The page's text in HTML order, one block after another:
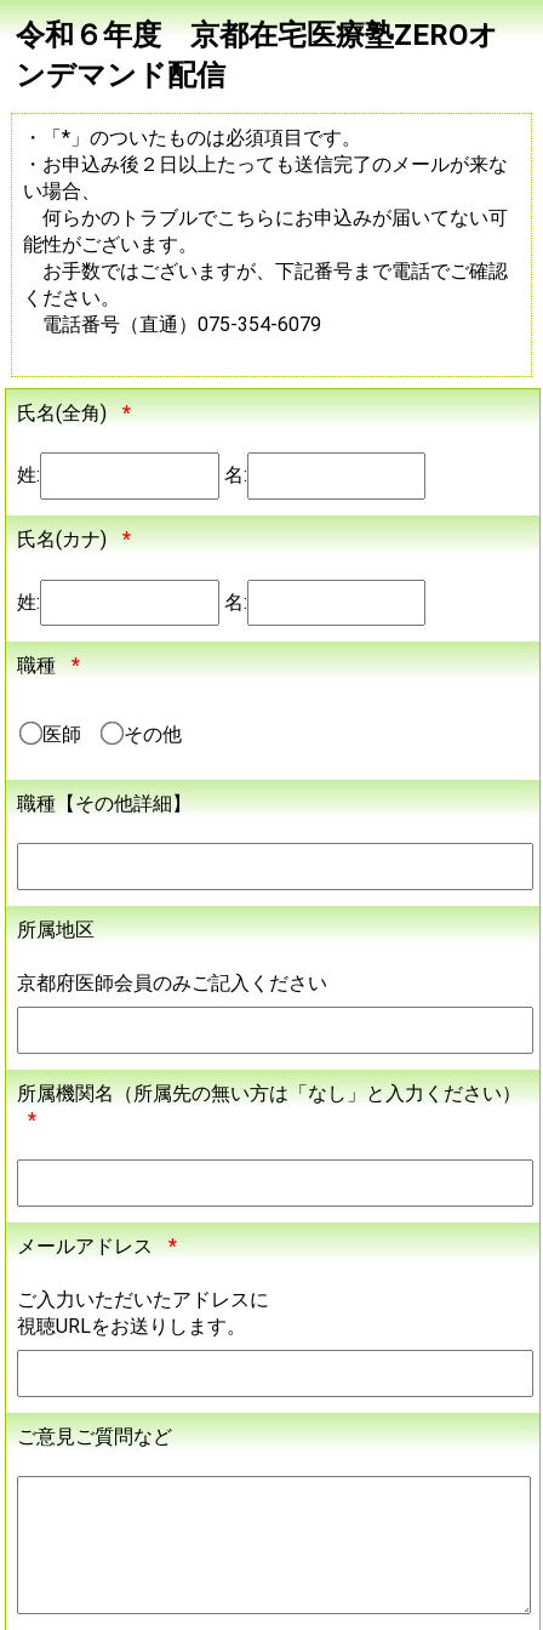
令和６年度 京都在宅医療塾ZEROオ
ンデマンド配信
・「*」のついたものは必須項目です。
・お申込み後２日以上たっても送信完了のメールが来な
い場合、
何らかのトラブルでこちらにお申込みが届いてない可
能性がございます。
お手数ではございますが、下記番号まで電話でご確認
ください。
電話番号（直通）075-354-6079
氏名(全角) *
姓: 名:
氏名(カナ) *
姓: 名:
職種 *
医師 その他
職種【その他詳細】
所属地区
京都府医師会員のみご記入ください
所属機関名（所属先の無い方は「なし」と入力ください）
*
メールアドレス *
ご入力いただいたアドレスに
視聴URLをお送りします。
ご意見ご質問など